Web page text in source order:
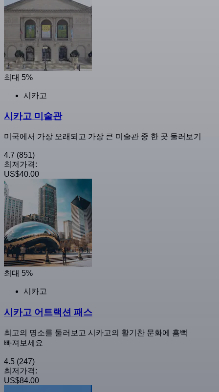
최대 5%
시카고
시카고 미술관
미국에서 가장 오래되고 가장 큰 미술관 중 한 곳 둘러보기
4.7 (851)
최저가격:
US$40.00
최대 5%
시카고
시카고 어트랙션 패스
최고의 명소를 둘러보고 시카고의 활기찬 문화에 흠뻑
빠져보세요
4.5 (247)
최저가격:
US$84.00